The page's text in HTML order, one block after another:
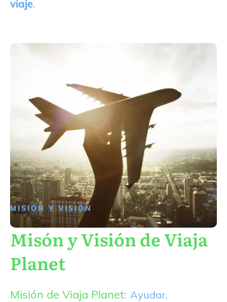
viaje.
MISIÓN Y VISIÓN
Misón y Visión de Viaja
Planet
Misión de Viaja Planet: Ayudar,